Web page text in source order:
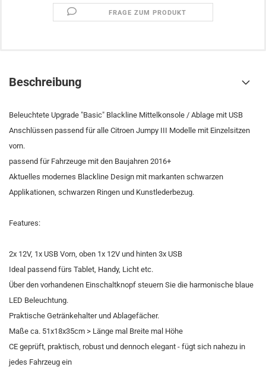
FRAGE ZUM PRODUKT
Beschreibung
Beleuchtete Upgrade "Basic" Blackline Mittelkonsole / Ablage mit USB
Anschlüssen passend für alle Citroen Jumpy III Modelle mit Einzelsitzen
vorn.
passend für Fahrzeuge mit den Baujahren 2016+
Aktuelles modernes Blackline Design mit markanten schwarzen
Applikationen, schwarzen Ringen und Kunstlederbezug.
Features:
2x 12V, 1x USB Vorn, oben 1x 12V und hinten 3x USB
Ideal passend fürs Tablet, Handy, Licht etc.
Über den vorhandenen Einschaltknopf steuern Sie die harmonische blaue
LED Beleuchtung.
Praktische Getränkehalter und Ablagefächer.
Maße ca. 51x18x35cm > Länge mal Breite mal Höhe
CE geprüft, praktisch, robust und dennoch elegant - fügt sich nahezu in
jedes Fahrzeug ein